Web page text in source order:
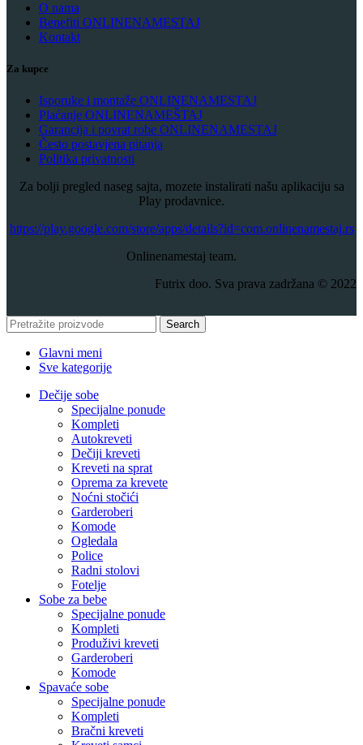
O nama
Benefiti ONLINENAMESTAJ
Kontakt
Za kupce
Isporuke i montaže ONLINENAMESTAJ
Plaćanje ONLINENAMEŠTAJ
Garancija i povrat robe ONLINENAMESTAJ
Često postavjena pitanja
Politika privatnosti
Za bolji pregled naseg sajta, mozete instalirati našu aplikaciju sa
Play prodavnice.
​https://play.google.com/store/apps/details?id=com.onlinenamestaj.rs
Onlinenamestaj team.
Futrix doo. Sva prava zadržana © 2022
Search
Glavni meni
Sve kategorije
Dečije sobe
Specijalne ponude
Kompleti
Autokreveti
Dečiji kreveti
Kreveti na sprat
Oprema za krevete
Noćni stočići
Garderoberi
Komode
Ogledala
Police
Radni stolovi
Fotelje
Sobe za bebe
Specijalne ponude
Kompleti
Produživi kreveti
Garderoberi
Komode
Spavaće sobe
Specijalne ponude
Kompleti
Bračni kreveti